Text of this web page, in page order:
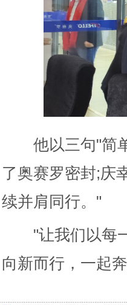
他以三句"简单
了奥赛罗密封;庆
续并肩同行。"
"让我们以每一
向新而行，一起